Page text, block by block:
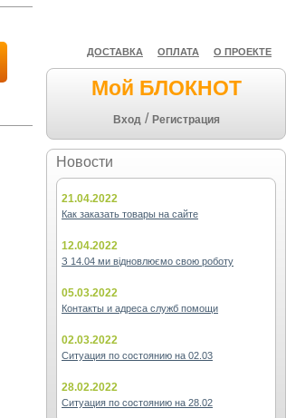
ДОСТАВКА ОПЛАТА О ПРОЕКТЕ
Мой БЛОКНОТ
Вход / Регистрация
Новости
21.04.2022
Как заказать товары на сайте
12.04.2022
З 14.04 ми відновлюємо свою роботу
05.03.2022
Контакты и адреса служб помощи
02.03.2022
Ситуация по состоянию на 02.03
28.02.2022
Ситуация по состоянию на 28.02